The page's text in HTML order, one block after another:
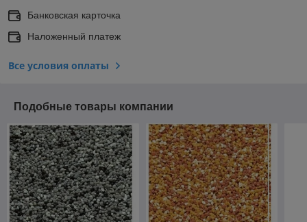
Банковская карточка
Наложенный платеж
Все условия оплаты
Подобные товары компании